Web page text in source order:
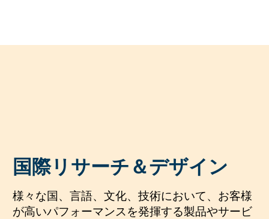
国際リサーチ＆デザイン
様々な国、言語、文化、技術において、お客様
が高いパフォーマンスを発揮する製品やサービ